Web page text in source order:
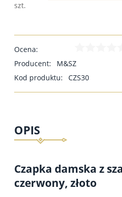
szt.
Ocena:
Producent:
M&SZ
Kod produktu:
CZS30
OPIS
Czapka damska z
czerwony, złoto